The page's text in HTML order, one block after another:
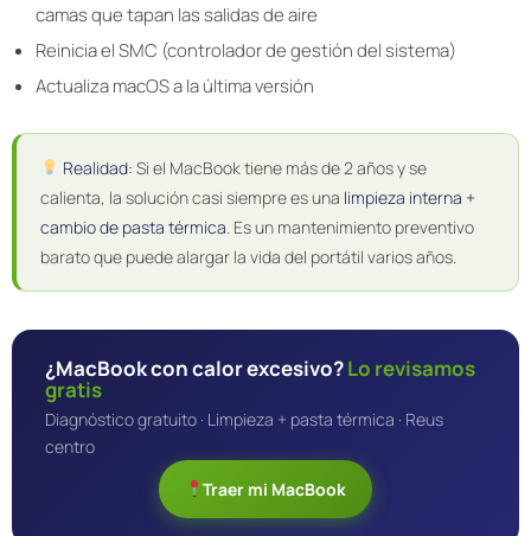
camas que tapan las salidas de aire
Reinicia el SMC (controlador de gestión del sistema)
Actualiza macOS a la última versión
Realidad: Si el MacBook tiene más de 2 años y se
calienta, la solución casi siempre es una limpieza interna +
cambio de pasta térmica . Es un mantenimiento preventivo
barato que puede alargar la vida del portátil varios años.
¿MacBook con calor excesivo?Lo revisamos
gratis
Diagnóstico gratuito · Limpieza + pasta térmica · Reus
centro
Traer mi MacBook